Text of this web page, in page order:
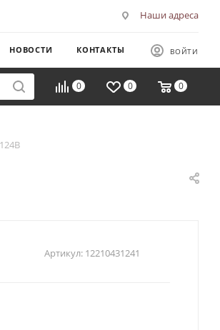
Наши адреса
НОВОСТИ КОНТАКТЫ ВОЙТИ
0 0 0
Артикул: 12210431241